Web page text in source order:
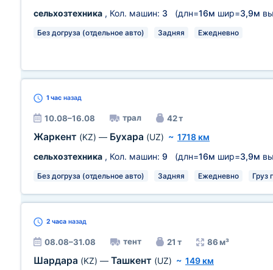
сельхозтехника , Кол. машин: 3 (длн=16м шир=3,9м
Без догруза (отдельное авто) Задняя Ежедневно
1 час назад
10.08–16.08 трал 42 т
Жаркент (KZ) — Бухара (UZ) ~ 1718 км
сельхозтехника , Кол. машин: 9 (длн=16м шир=3,9м
Без догруза (отдельное авто) Задняя Ежедневно Груз
2 часа назад
08.08–31.08 тент 21 т 86 м³
Шардара (KZ) — Ташкент (UZ) ~ 149 км